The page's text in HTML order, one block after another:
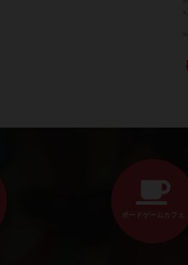
ボードゲームカフェ